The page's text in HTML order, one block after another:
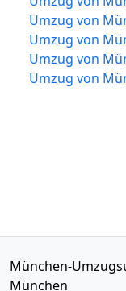
Umzug von
Umzug von
Umzug von
Umzug von
München-
München